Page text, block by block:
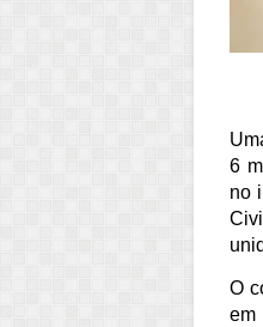
6
no
O
em